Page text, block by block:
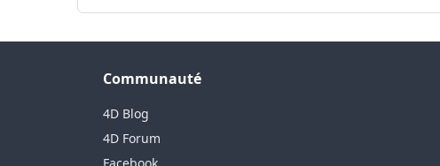
Communauté
4D Blog
4D Forum